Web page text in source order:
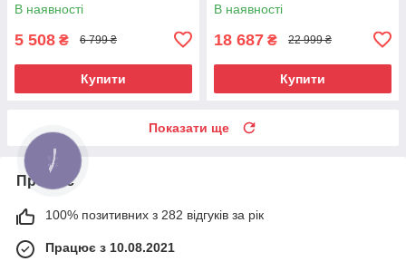
В наявності
5 508 ₴ 6 799 ₴
Купити
В наявності
18 687 ₴ 22 999 ₴
Купити
Показати ще
Про нас
100% позитивних з 282 відгуків за рік
Працює з 10.08.2021